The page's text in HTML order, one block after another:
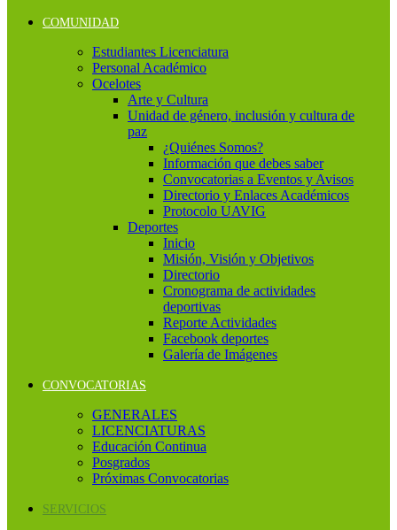
COMUNIDAD
Estudiantes Licenciatura
Personal Académico
Ocelotes
Arte y Cultura
Unidad de género, inclusión y cultura de
paz
¿Quiénes Somos?
Información que debes saber
Convocatorias a Eventos y Avisos
Directorio y Enlaces Académicos
Protocolo UAVIG
Deportes
Inicio
Misión, Visión y Objetivos
Directorio
Cronograma de actividades
deportivas
Reporte Actividades
Facebook deportes
Galería de Imágenes
CONVOCATORIAS
GENERALES
LICENCIATURAS
Educación Continua
Posgrados
Próximas Convocatorias
SERVICIOS